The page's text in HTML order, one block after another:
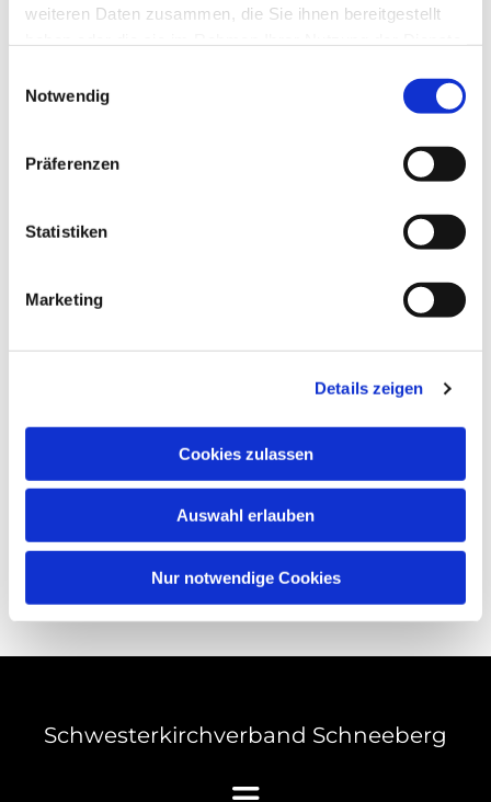
weiteren Daten zusammen, die Sie ihnen bereitgestellt
Notwendig
Präferenzen
Statistiken
Marketing
Details zeigen
Cookies zulassen
Auswahl erlauben
Nur notwendige Cookies
Schwesterkirchverband Schneeberg